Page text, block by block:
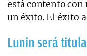
está contento con
un éxito. El éxito
Lunin será